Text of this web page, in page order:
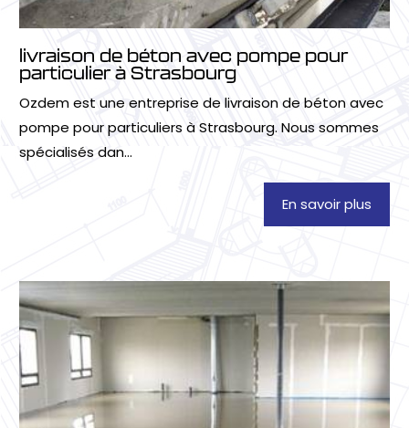
livraison de béton avec pompe pour
particulier à Strasbourg
Ozdem est une entreprise de livraison de béton avec
pompe pour particuliers à Strasbourg. Nous sommes
spécialisés dan...
En savoir plus